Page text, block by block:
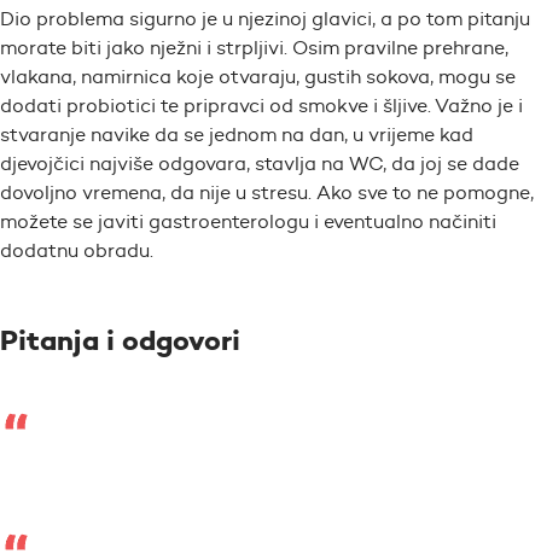
Dio problema sigurno je u njezinoj glavici, a po tom pitanju
morate biti jako nježni i strpljivi. Osim pravilne prehrane,
vlakana, namirnica koje otvaraju, gustih sokova, mogu se
dodati probiotici te pripravci od smokve i šljive. Važno je i
stvaranje navike da se jednom na dan, u vrijeme kad
djevojčici najviše odgovara, stavlja na WC, da joj se dade
dovoljno vremena, da nije u stresu. Ako sve to ne pomogne,
možete se javiti gastroenterologu i eventualno načiniti
dodatnu obradu.
Pitanja i odgovori